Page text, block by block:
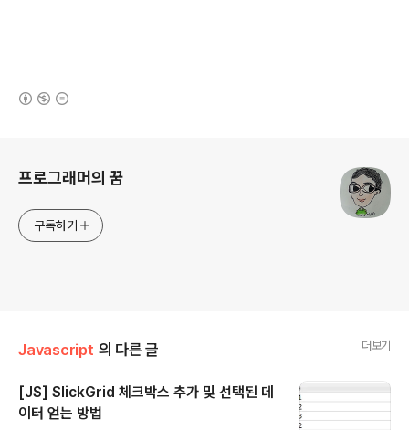
프로그래머의 꿈
구독하기
Javascript 의 다른 글 더보기
[JS] SlickGrid 체크박스 추가 및 선택된 데
이터 얻는 방법